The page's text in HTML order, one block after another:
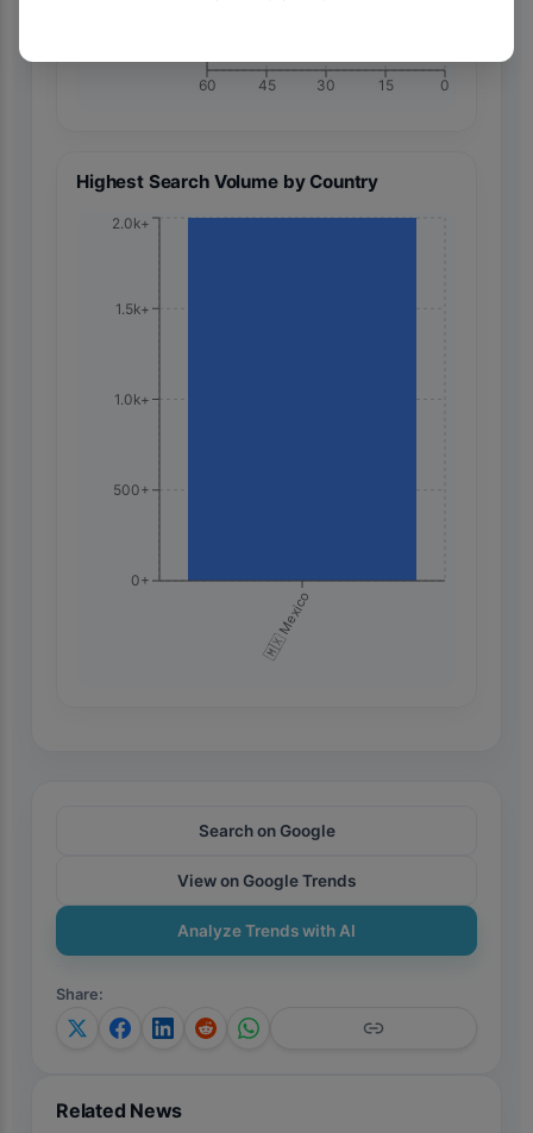
0
15
30
45
60
Highest Search Volume by Country
🇲🇽 Mexico
0+
500+
1.0k+
1.5k+
2.0k+
Search on Google
View on Google Trends
Analyze Trends with AI
Share:
Related News